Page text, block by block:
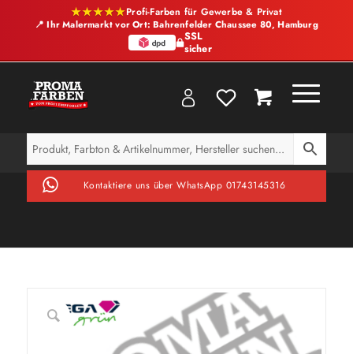
★★★★★Profi-Farben für Gewerbe & Privat
📍 Ihr Malermarkt vor Ort: Bahrenfelder Chaussee 80, Hamburg
SSL
sicher
Kontaktiere uns über WhatsApp 01743145316